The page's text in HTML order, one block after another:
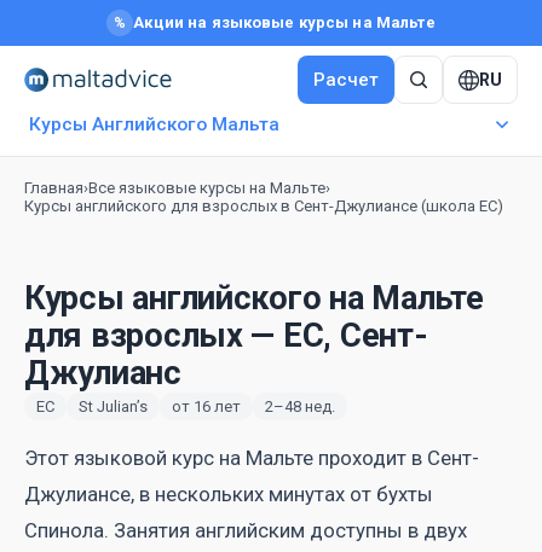
% Акции на языковые курсы на Мальте
Курсы Английского Мальта
Расчет RU
Главная›Все языковые курсы на Мальте›
Курсы английского для взрослых в Сент-Джулиансе (школа EC)
Курсы английского на Мальте
для взрослых — EC, Сент-
Джулианс
EC St Julian’s от 16 лет 2–48 нед.
Этот языковой курс на Мальте проходит в Сент-
Джулиансе, в нескольких минутах от бухты
Спинола. Занятия английским доступны в двух